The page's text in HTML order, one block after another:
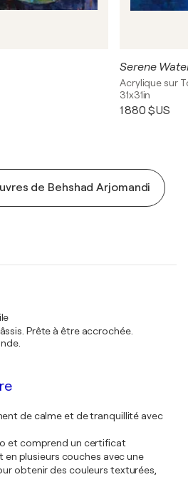
Serene
Acrylique sur
31x31in
1 880 $US
de Behshad Arjomandi
Prête à être accrochée.
de calme et de tranquillité avec
et comprend un certificat
plusieurs couches avec une
obtenir des couleurs texturées,